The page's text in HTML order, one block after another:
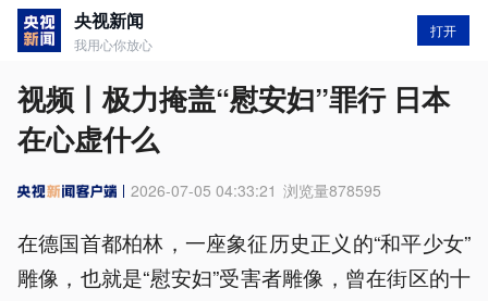
央视新闻
我用心你放心
打开
视频丨极力掩盖“慰安妇”罪行 日本
在心虚什么
2026-07-05 04:33:21 浏览量878595
在德国首都柏林，一座象征历史正义的“和平少女”
雕像，也就是“慰安妇”受害者雕像，曾在街区的十